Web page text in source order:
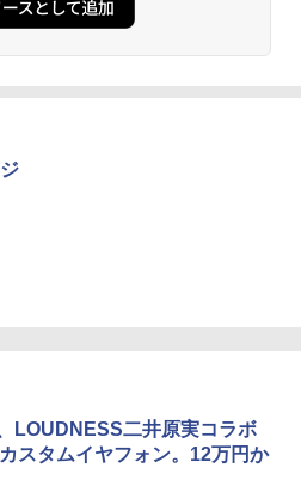
LOUDNESS二井原実コラボ
スタムイヤフォン。12万円か